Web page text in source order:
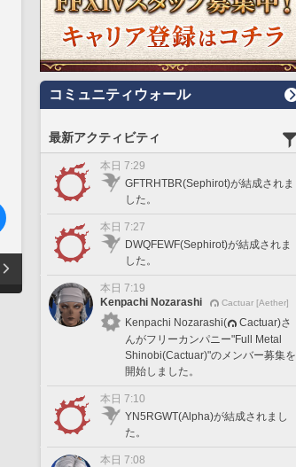
コミュニティウォール
最新アクティビティ
本日 7:29
GFTRHTBR(Sephirot)が結成されま
した。
本日 7:27
DWQFEWF(Sephirot)が結成されま
した。
本日 7:19
Kenpachi Nozarashi
Cactuar [Aether]
Kenpachi Nozarashi(
Cactuar)さ
んがフリーカンパニー"Full Metal
Shinobi(Cactuar)"のメンバー募集を
開始しました。
本日 7:10
YN5RGWT(Alpha)が結成されまし
た。
本日 7:08